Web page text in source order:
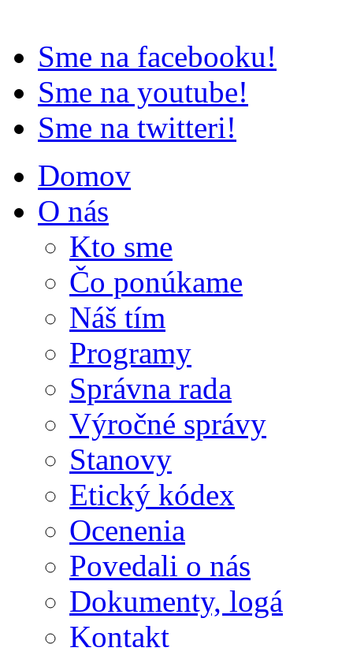
Sme na facebooku!
Sme na youtube!
Sme na twitteri!
Domov
O nás
Kto sme
Čo ponúkame
Náš tím
Programy
Správna rada
Výročné správy
Stanovy
Etický kódex
Ocenenia
Povedali o nás
Dokumenty, logá
Kontakt